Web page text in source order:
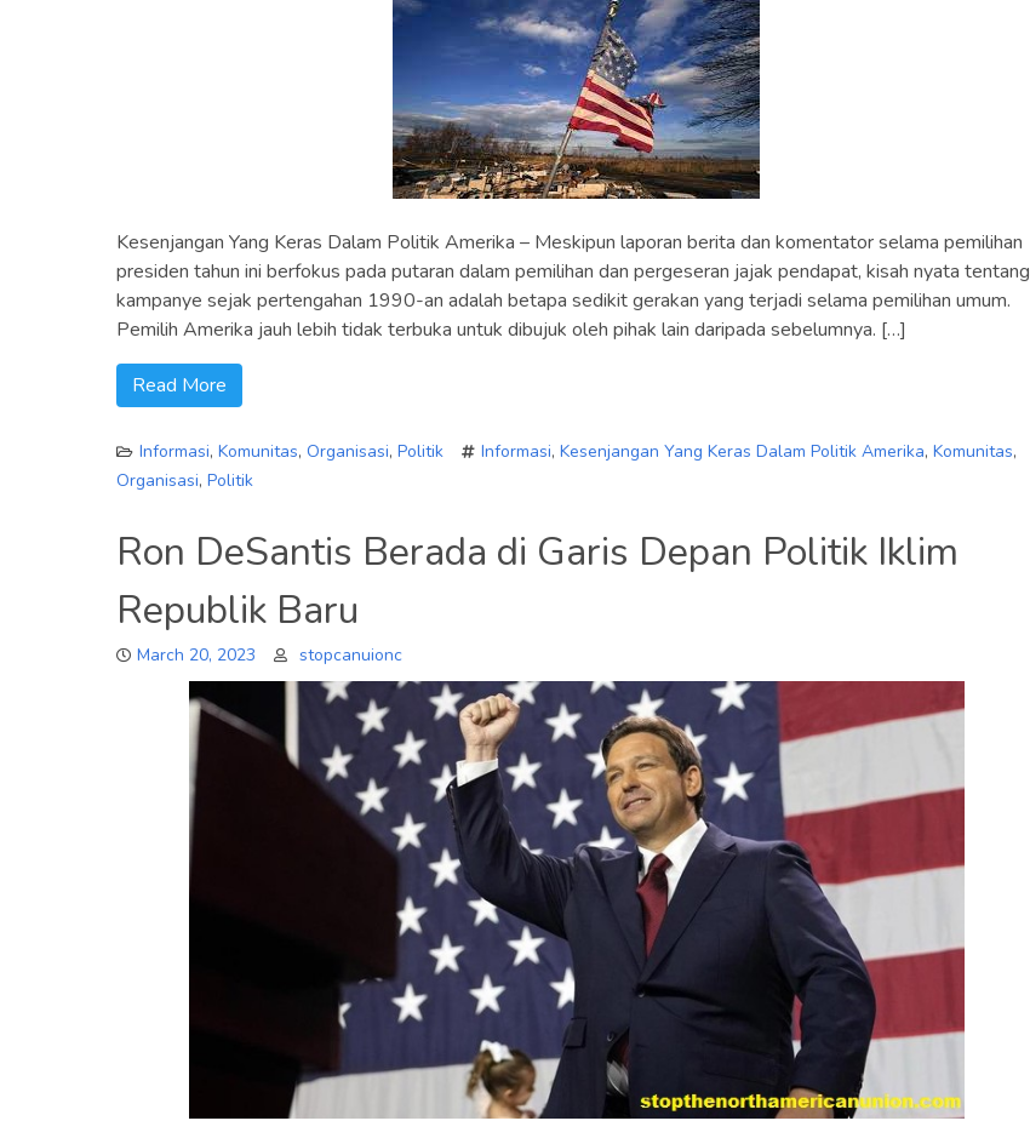
Kesenjangan Yang Keras Dalam Politik Amerika – Meskipun laporan berita dan komentator selama pemilihan
presiden tahun ini berfokus pada putaran dalam pemilihan dan pergeseran jajak pendapat, kisah nyata tentang
kampanye sejak pertengahan 1990-an adalah betapa sedikit gerakan yang terjadi selama pemilihan umum.
Pemilih Amerika jauh lebih tidak terbuka untuk dibujuk oleh pihak lain daripada sebelumnya. […]
Read More
Informasi, Komunitas, Organisasi, Politik Informasi, Kesenjangan Yang Keras Dalam Politik Amerika, Komunitas,
Organisasi, Politik
Ron DeSantis Berada di Garis Depan Politik Iklim
Republik Baru
March 20, 2023 stopcanuionc